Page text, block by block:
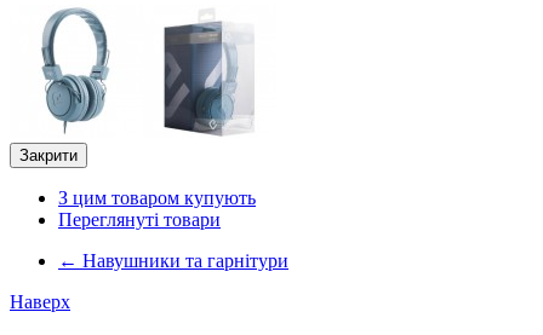
Закрити
З цим товаром купують
Переглянуті товари
← Навушники та гарнітури
Наверх